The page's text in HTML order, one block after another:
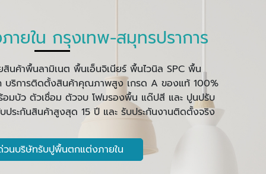
ยใน กรุงเทพ-สมุทรปราการ
นค้าพื้นลามิเนต พื้นเอ็นจิเนียร์ พื้นไวนิล SPC พื้น
บริการติดตั้งสินค้าคุณภาพสูง เกรด A ของแท้ 100%
มบัว ตัวเชื่อม ตัวจบ โฟมรองพื้น แด๊ปสี และ ปูนปรับ
ประกันสินค้าสูงสุด 15 ปี และ รับประกันงานติดตั้งจริง
วนบริษัทรับปูพื้นตกแต่งภายใน